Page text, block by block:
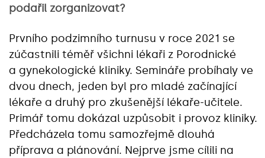
podařil zorganizovat?
Prvního podzimního turnusu v roce 2021 se
zúčastnili téměř všichni lékaři z Porodnické
a gynekologické kliniky. Semináře probíhaly ve
dvou dnech, jeden byl pro mladé začínající
lékaře a druhý pro zkušenější lékaře-učitele.
Primář tomu dokázal uzpůsobit i provoz kliniky.
Předcházela tomu samozřejmě dlouhá
příprava a plánování. Nejprve jsme cílili na